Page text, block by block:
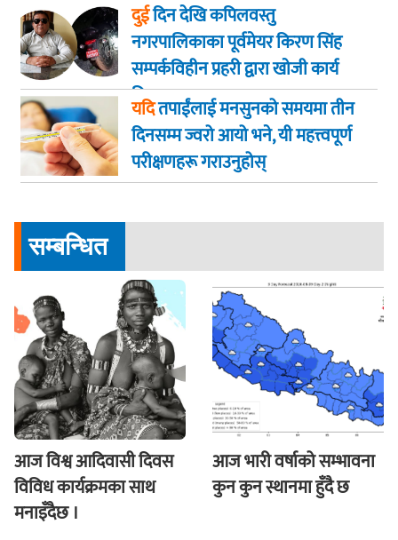
दुईदिन देखि कपिलवस्तु
नगरपालिकाका पूर्वमेयर किरण सिंह
सम्पर्कविहीन प्रहरी द्वारा खाेजी कार्य
तिब्रता
यदितपाईंलाई मनसुनको समयमा तीन
दिनसम्म ज्वरो आयो भने, यी महत्त्वपूर्ण
परीक्षणहरू गराउनुहोस्
सम्बन्धित
आज विश्व आदिवासी दिवस
विविध कार्यक्रमका साथ
मनाइँदैछ ।
आज भारी वर्षाको सम्भावना
कुन कुन स्थानमा हुँदै छ